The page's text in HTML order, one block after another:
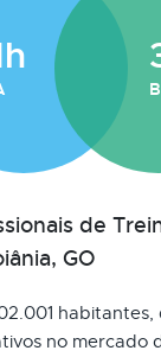
de
GO
no mercado